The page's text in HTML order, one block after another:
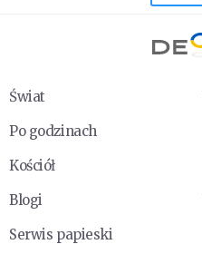
Świat
Po godzinach
Kościół
Blogi
Serwis papieski